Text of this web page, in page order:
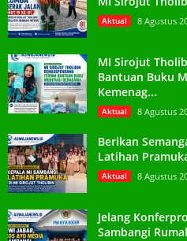
Aktual 8 Agustus
MI Sirojut
Bantuan Buku
Kemenag...
Aktual 8 Agustus
Berikan
Latihan
Aktual 8 Agustus
Jelang
Sambangi